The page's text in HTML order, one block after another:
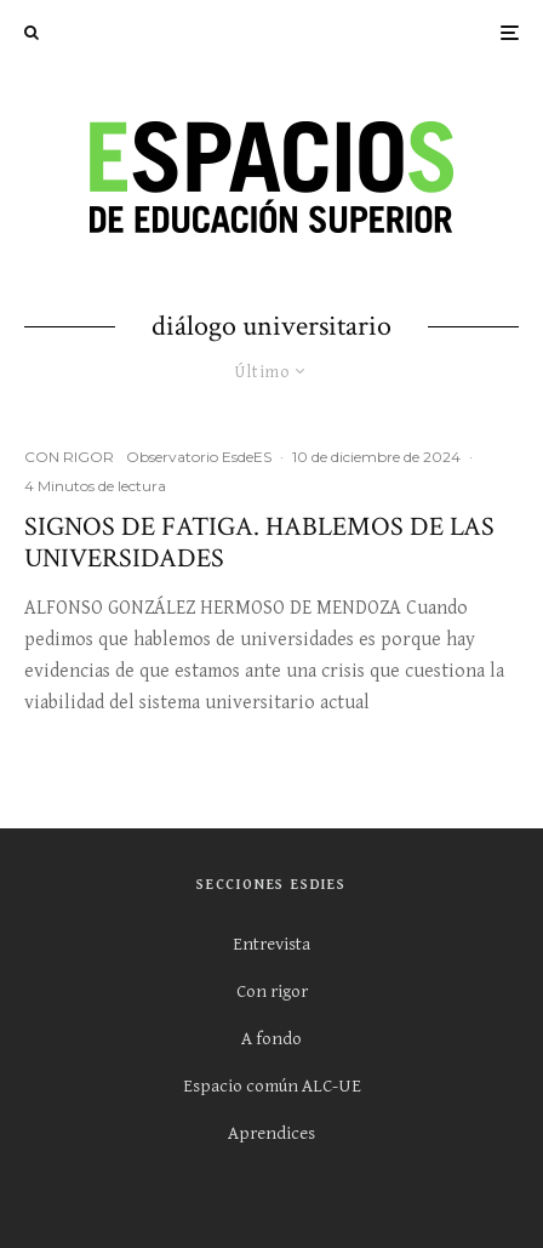
diálogo universitario
Último
CON RIGOR Observatorio EsdeES · 10 de diciembre de 2024 ·
4 Minutos de lectura
SIGNOS DE FATIGA. HABLEMOS DE LAS
UNIVERSIDADES
ALFONSO GONZÁLEZ HERMOSO DE MENDOZA Cuando
pedimos que hablemos de universidades es porque hay
evidencias de que estamos ante una crisis que cuestiona la
viabilidad del sistema universitario actual
SECCIONES ESDIES
Entrevista
Con rigor
A fondo
Espacio común ALC-UE
Aprendices